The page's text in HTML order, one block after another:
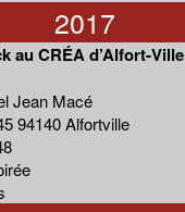
2017
au CRÉA d’Alfort-Ville
Jean Macé
94140 Alfortville